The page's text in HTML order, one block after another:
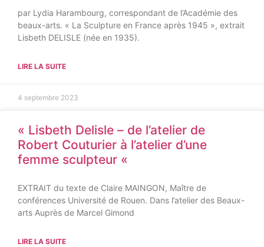
par Lydia Harambourg, correspondant de l’Académie des
beaux-arts. « La Sculpture en France après 1945 », extrait
Lisbeth DELISLE (née en 1935).
LIRE LA SUITE
4 septembre 2023
« Lisbeth Delisle – de l’atelier de
Robert Couturier à l’atelier d’une
femme sculpteur «
EXTRAIT du texte de Claire MAINGON, Maître de
conférences Université de Rouen. Dans l’atelier des Beaux-
arts Auprès de Marcel Gimond
LIRE LA SUITE